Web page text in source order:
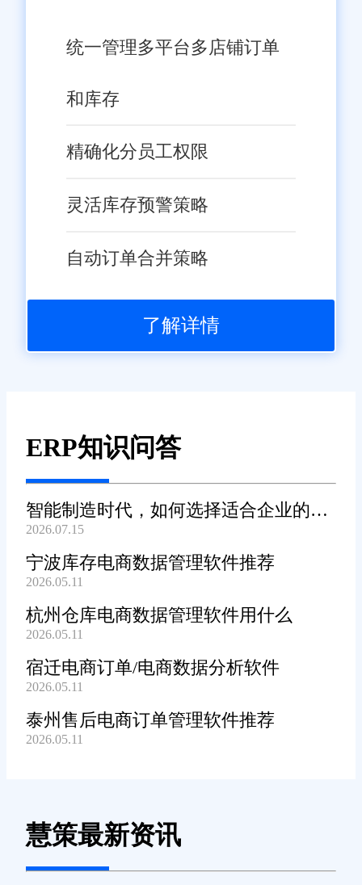
统一管理多平台多店铺订单
和库存
精确化分员工权限
灵活库存预警策略
自动订单合并策略
了解详情
ERP知识问答
智能制造时代，如何选择适合企业的
WMS系统?
2026.07.15
宁波库存电商数据管理软件推荐
2026.05.11
杭州仓库电商数据管理软件用什么
2026.05.11
宿迁电商订单/电商数据分析软件
2026.05.11
泰州售后电商订单管理软件推荐
2026.05.11
慧策最新资讯